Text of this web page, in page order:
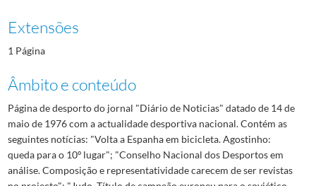
Extensões
1 Página
Âmbito e conteúdo
Página de desporto do jornal "Diário de Noticias" datado de 14 de
maio de 1976 com a actualidade desportiva nacional. Contém as
seguintes notícias: "Volta a Espanha em bicicleta. Agostinho:
queda para o 10º lugar"; "Conselho Nacional dos Desportos em
análise. Composição e representatividade carecem de ser revistas